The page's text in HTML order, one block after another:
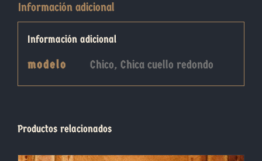
Información adicional
Información adicional
modelo Chico, Chica cuello redondo
Productos relacionados